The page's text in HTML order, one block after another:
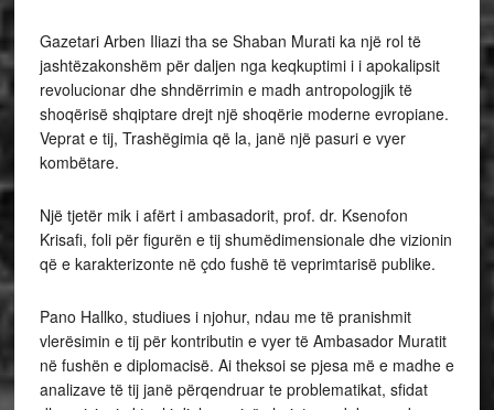
Gazetari Arben Iliazi tha se Shaban Murati ka një rol të
jashtëzakonshëm për daljen nga keqkuptimi i i apokalipsit
revolucionar dhe shndërrimin e madh antropologjik të
shoqërisë shqiptare drejt një shoqërie moderne evropiane.
Veprat e tij, Trashëgimia që la, janë një pasuri e vyer
kombëtare.
Një tjetër mik i afërt i ambasadorit, prof. dr. Ksenofon
Krisafi, foli për figurën e tij shumëdimensionale dhe vizionin
që e karakterizonte në çdo fushë të veprimtarisë publike.
Pano Hallko, studiues i njohur, ndau me të pranishmit
vlerësimin e tij për kontributin e vyer të Ambasador Muratit
në fushën e diplomacisë. Ai theksoi se pjesa më e madhe e
analizave të tij janë përqendruar te problematikat, sfidat